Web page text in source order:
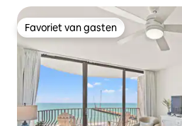
Favoriet van gasten
Favoriet van gasten